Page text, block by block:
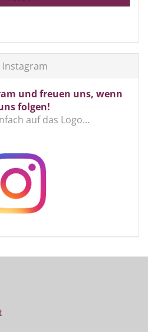
und freuen uns, wenn
folgen!
auf das Logo...